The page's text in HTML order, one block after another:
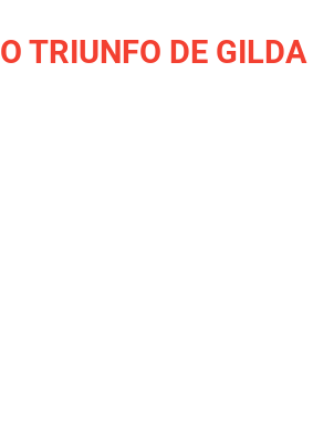
O TRIUNFO DE
FORMULÁRIO